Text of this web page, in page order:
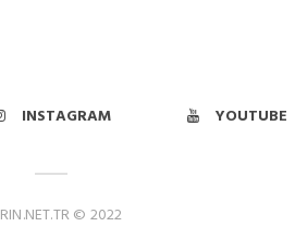
INSTAGRAM YOUTUBE
© 2022